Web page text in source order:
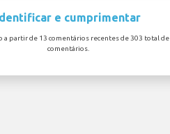
e cumprimentar
a partir de 13 comentários recentes de 303 total de
comentários.